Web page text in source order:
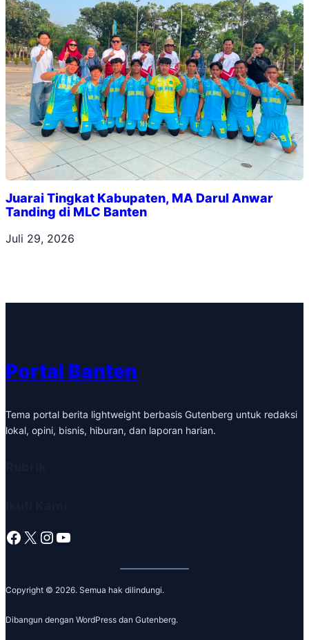
Juarai Tingkat Kabupaten, MA Darul Anwar
Tanding di MLC Banten
Juli 29, 2026
Portal Banten
Tema portal berita lightweight berbasis Gutenberg untuk redaksi
lokal, opini, bisnis, hiburan, dan laporan harian.
Facebook X Instagram YouTube
Copyright © 2026. Semua hak dilindungi.
Dibangun dengan WordPress dan Gutenberg.